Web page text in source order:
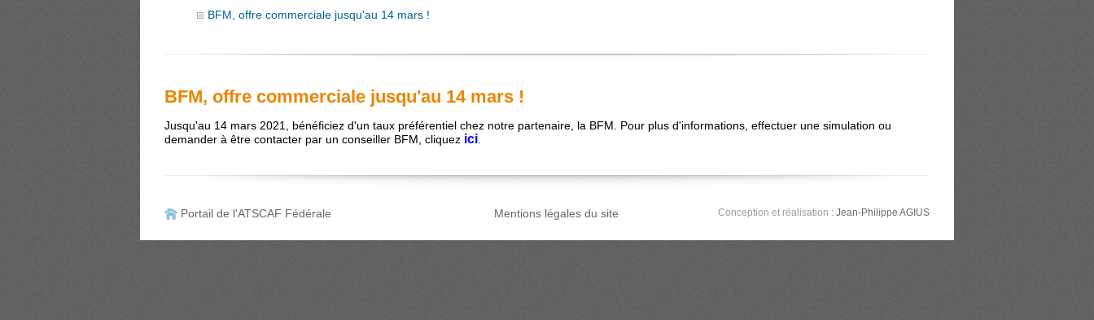
BFM, offre commerciale jusqu'au 14 mars !
BFM, offre commerciale jusqu'au 14 mars !
Jusqu'au 14 mars 2021, bénéficiez d'un taux préférentiel chez notre partenaire, la BFM. Pour plus d'informations, effectuer une simulation ou
demander à être contacter par un conseiller BFM, cliquez ici.
Portail de l'ATSCAF Fédérale Mentions légales du site Conception et réalisation : Jean-Philippe AGIUS